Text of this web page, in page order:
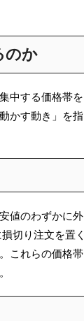
のか
中する価格帯を
かす動き」を指
値のわずかに外
切り注文を置く
これらの価格帯